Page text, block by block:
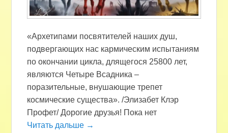
«Архетипами посвятителей наших душ,
подвергающих нас кармическим испытаниям
по окончании цикла, длящегося 25800 лет,
являются Четыре Всадника –
поразительные, внушающие трепет
космические существа». /Элизабет Клэр
Профет/ Дорогие друзья! Пока нет
Читать дальше →